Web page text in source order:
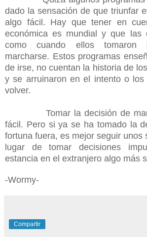
dado la sensación de que triunfar
algo fácil. Hay que tener en
económica es mundial y que las
como cuando ellos
marcharse. Estos programas
de irse, no cuentan la historia de
y se arruinaron en el intento o los
volver.
Tomar la decisión de
fácil. Pero si ya se ha tomado la
fortuna fuera, es mejor seguir unos
lugar de tomar decisiones
estancia en el extranjero algo más
-Wormy-
Compartir